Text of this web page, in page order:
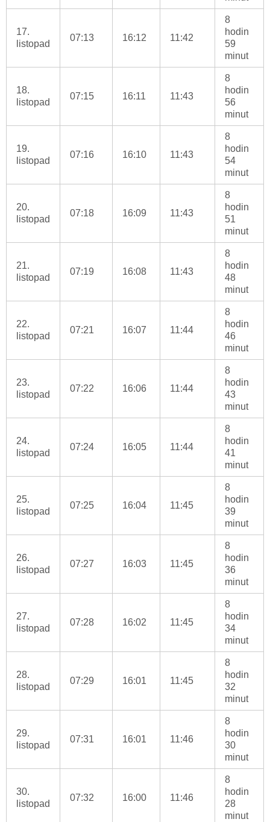
17.
listopad
07:13 16:12 11:42
8
hodin
59
minut
18.
listopad
07:15 16:11 11:43
8
hodin
56
minut
19.
listopad
07:16 16:10 11:43
8
hodin
54
minut
20.
listopad
07:18 16:09 11:43
8
hodin
51
minut
21.
listopad
07:19 16:08 11:43
8
hodin
48
minut
22.
listopad
07:21 16:07 11:44
8
hodin
46
minut
23.
listopad
07:22 16:06 11:44
8
hodin
43
minut
24.
listopad
07:24 16:05 11:44
8
hodin
41
minut
25.
listopad
07:25 16:04 11:45
8
hodin
39
minut
26.
listopad
07:27 16:03 11:45
8
hodin
36
minut
27.
listopad
07:28 16:02 11:45
8
hodin
34
minut
28.
listopad
07:29 16:01 11:45
8
hodin
32
minut
29.
listopad
07:31 16:01 11:46
8
hodin
30
minut
30.
listopad
07:32 16:00 11:46
8
hodin
28
minut